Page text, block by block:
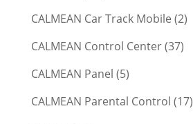
CALMEAN Car Track Mobile (2)
CALMEAN Control Center(37)
CALMEAN Panel (5)
CALMEAN Parental Control (17)